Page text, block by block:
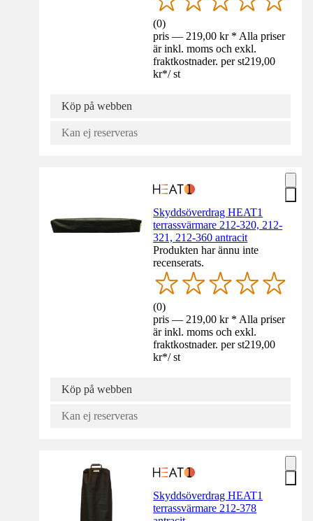
(0)
pris — 219,00 kr * Alla priser
är inkl. moms och exkl.
fraktkostnader. per st219,00
kr*/ st
Köp på webben
Kan ej reserveras
Skyddsöverdrag HEAT1
terrassvärmare 212-320, 212-
321, 212-360 antracit
Produkten har ännu inte
recenserats.
(0)
pris — 219,00 kr * Alla priser
är inkl. moms och exkl.
fraktkostnader. per st219,00
kr*/ st
Köp på webben
Kan ej reserveras
Skyddsöverdrag HEAT1
terrassvärmare 212-378